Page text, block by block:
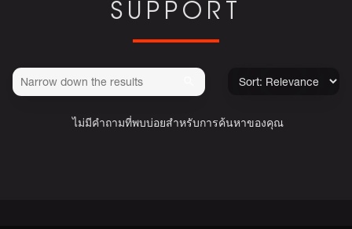
SUPPORT
ไม่มีคำถามที่พบบ่อยสำหรับการค้นหาของคุณ